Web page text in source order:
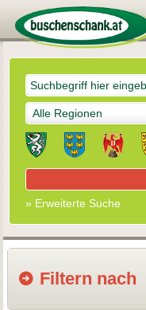
Alle Regionen
» Erweiterte Suche
Filtern nach